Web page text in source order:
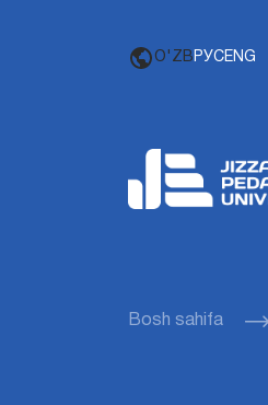
O'ZB РУСENG
Bosh sahifa